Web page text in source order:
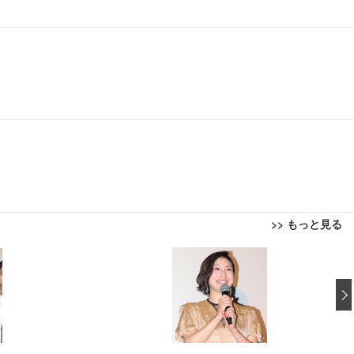
>> もっと見る
昇降 強化ナイロン樹脂ベース 通気性メッシュ 在宅ワーク H-WY01